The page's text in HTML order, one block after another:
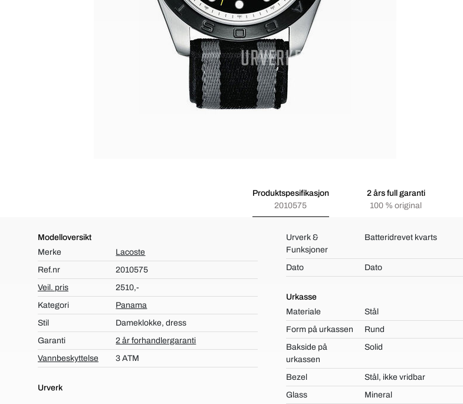
Produktspesifikasjon
2010575
2 års full garanti
100 % original
Modelloversikt
Merke
Lacoste
Ref.nr
2010575
Veil. pris
2510,-
Kategori
Panama
Stil
Dameklokke, dress
Garanti
2 år forhandlergaranti
Vannbeskyttelse
3 ATM
Urverk
Urverk &
Funksjoner
Batteridrevet kvarts
Dato Dato
Urkasse
Materiale
Stål
Form på urkassen
Rund
Bakside på
urkassen
Solid
Bezel
Stål, ikke vridbar
Glass
Mineral